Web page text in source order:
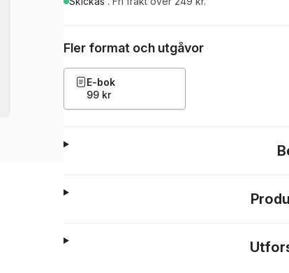
Fler format och utgåvor
E-bok
99 kr